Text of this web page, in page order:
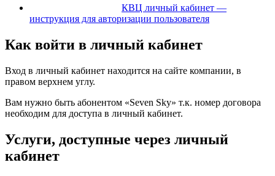
КВЦ личный кабинет —
инструкция для авторизации пользователя
Как войти в личный кабинет
Вход в личный кабинет находится на сайте компании, в
правом верхнем углу.
Вам нужно быть абонентом «Seven Sky» т.к. номер договора
необходим для доступа в личный кабинет.
Услуги, доступные через личный
кабинет